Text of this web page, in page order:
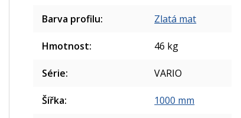
Barva profilu: Zlatá mat
Hmotnost: 46 kg
Série: VARIO
Šířka: 1000 mm